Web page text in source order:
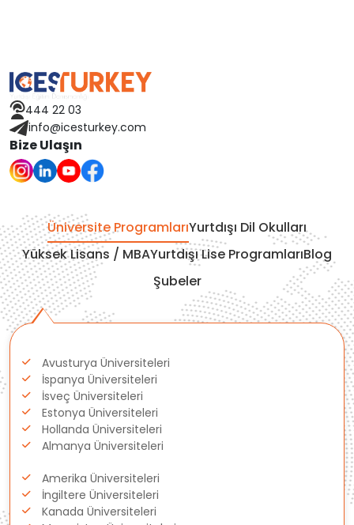
Avusturya
Finlandiya
Çekya
İrlanda
İsviçre
Polonya
Fransa
Litvanya
Letonya
Gürcistan
444 22 03
info@icesturkey.com
Bize Ulaşın
Üniversite ProgramlarıYurtdışı Dil Okulları
Yüksek Lisans / MBAYurtdışı Lise ProgramlarıBlog
Şubeler
Avusturya Üniversiteleri
İspanya Üniversiteleri
İsveç Üniversiteleri
Estonya Üniversiteleri
Hollanda Üniversiteleri
Almanya Üniversiteleri
Amerika Üniversiteleri
İngiltere Üniversiteleri
Kanada Üniversiteleri